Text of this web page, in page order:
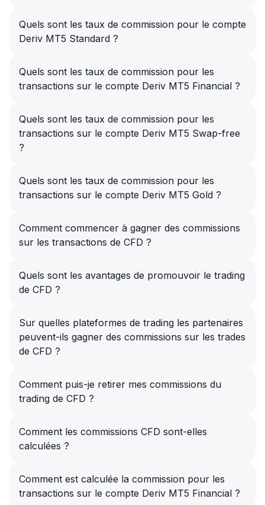
Quels sont les taux de commission pour le compte
Deriv MT5 Standard ?
Quels sont les taux de commission pour les
transactions sur le compte Deriv MT5 Financial ?
Quels sont les taux de commission pour les
transactions sur le compte Deriv MT5 Swap-free
?
Quels sont les taux de commission pour les
transactions sur le compte Deriv MT5 Gold ?
Comment commencer à gagner des commissions
sur les transactions de CFD ?
Quels sont les avantages de promouvoir le trading
de CFD ?
Sur quelles plateformes de trading les partenaires
peuvent-ils gagner des commissions sur les trades
de CFD ?
Comment puis-je retirer mes commissions du
trading de CFD ?
Comment les commissions CFD sont-elles
calculées ?
Comment est calculée la commission pour les
transactions sur le compte Deriv MT5 Financial ?